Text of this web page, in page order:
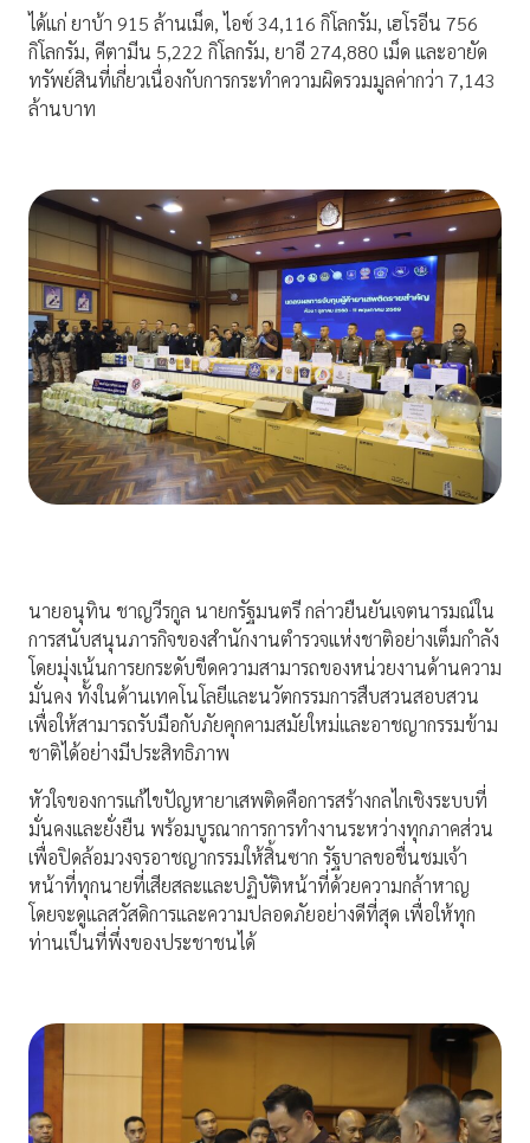
ได้แก่ ยาบ้า 915 ล้านเม็ด, ไอซ์ 34,116 กิโลกรัม, เฮโรอีน 756
กิโลกรัม, คีตามีน 5,222 กิโลกรัม, ยาอี 274,880 เม็ด และอายัด
ทรัพย์สินที่เกี่ยวเนื่องกับการกระทำความผิดรวมมูลค่ากว่า 7,143
ล้านบาท
นายอนุทิน ชาญวีรกูล นายกรัฐมนตรี กล่าวยืนยันเจตนารมณ์ใน
การสนับสนุนภารกิจของสำนักงานตำรวจแห่งชาติอย่างเต็มกำลัง
โดยมุ่งเน้นการยกระดับขีดความสามารถของหน่วยงานด้านความ
มั่นคง ทั้งในด้านเทคโนโลยีและนวัตกรรมการสืบสวนสอบสวน
เพื่อให้สามารถรับมือกับภัยคุกคามสมัยใหม่และอาชญากรรมข้าม
ชาติได้อย่างมีประสิทธิภาพ
หัวใจของการแก้ไขปัญหายาเสพติดคือการสร้างกลไกเชิงระบบที่
มั่นคงและยั่งยืน พร้อมบูรณาการการทำงานระหว่างทุกภาคส่วน
เพื่อปิดล้อมวงจรอาชญากรรมให้สิ้นซาก รัฐบาลขอชื่นชมเจ้า
หน้าที่ทุกนายที่เสียสละและปฏิบัติหน้าที่ด้วยความกล้าหาญ
โดยจะดูแลสวัสดิการและความปลอดภัยอย่างดีที่สุด เพื่อให้ทุก
ท่านเป็นที่พึ่งของประชาชนได้